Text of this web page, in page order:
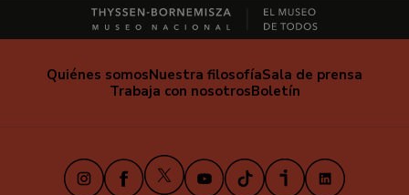
Quiénes somosNuestra filosofíaSala de prensa
Trabaja con nosotrosBoletín
Instagram
Facebook X
YoutubeTikTokiVooxLinkedIn